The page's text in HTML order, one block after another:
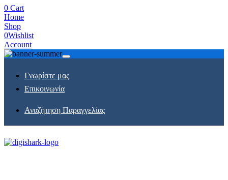
0 Cart
Home
Shop
0Wishlist
Account
Γνωρίστε μας
Επικοινωνία
Αναζήτηση Παραγγελίας